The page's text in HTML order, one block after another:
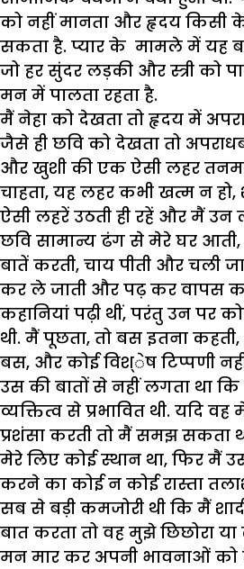
को नहीं मानता और हृदय किसी
सकता है. प्यार के मामले में यह
जो हर सुंदर लड़की और स्त्री को
मन में पालता रहता है.
मैं नेहा को देखता तो हृदय में
जैसे ही छवि को देखता तो
और खुशी की एक ऐसी लहर
चाहता, यह लहर कभी खत्म न
ऐसी लहरें उठती ही रहें और मैं उन
छवि सामान्य ढंग से मेरे घर
बातें करती, चाय पीती और चली
कर ले जाती और पढ़ कर वापस
कहानियां पढ़ी थीं, परंतु उन पर कोई
थी. मैं पूछता, तो बस इतना कहती,
बस, और कोई विश्ेष टिप्पणी
उस की बातों से नहीं लगता था
व्यक्तित्व से प्रभावित थी. यदि
प्रशंसा करती तो मैं समझ सकता
मेरे लिए कोई स्थान था, फिर मैं
करने का कोई न कोई रास्ता
सब से बड़ी कमजोरी थी कि मैं
बात करता तो वह मुझे छिछोरा
मन मार कर अपनी भावनाओं को